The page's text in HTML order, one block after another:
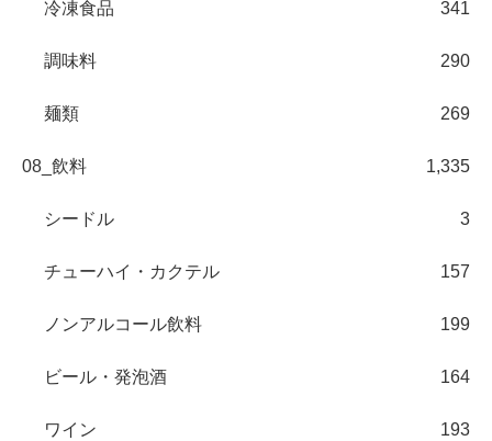
冷凍食品 341
調味料 290
麺類 269
08_飲料 1,335
シードル 3
チューハイ・カクテル 157
ノンアルコール飲料 199
ビール・発泡酒 164
ワイン 193